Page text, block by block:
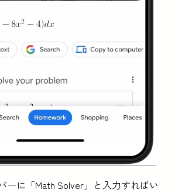
ーに「Math Solver」と入力すればい